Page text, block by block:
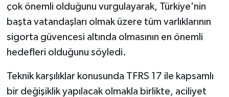
çok önemli olduğunu vurgulayarak, Türkiye'nin
başta vatandaşları olmak üzere tüm varlıklarının
sigorta güvencesi altında olmasının en önemli
hedefleri olduğunu söyledi.
Teknik karşılıklar konusunda TFRS 17 ile kapsamlı
bir değişiklik yapılacak olmakla birlikte, aciliyet